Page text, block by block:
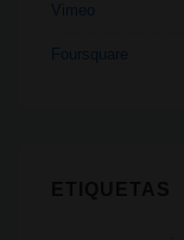
Vimeo
Foursquare